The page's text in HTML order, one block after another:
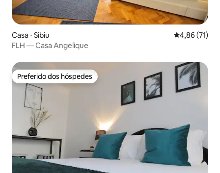
Casa ⋅ Sibiu 4,86 de uma
4,86 (71)
FLH — Casa Angelique
Preferido dos hóspedes
Preferido dos hóspedes